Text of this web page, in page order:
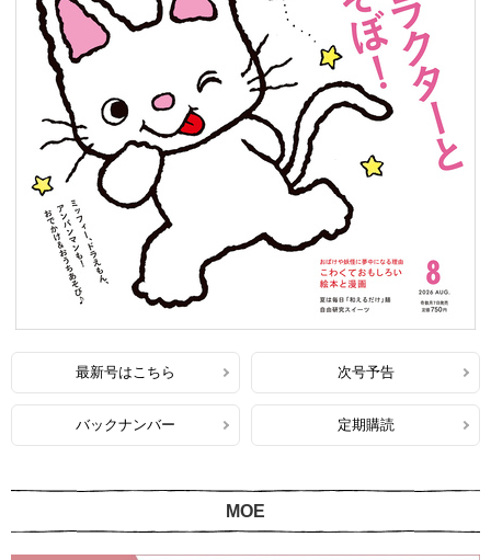
最新号はこちら 次号予告
バックナンバー 定期購読
MOE